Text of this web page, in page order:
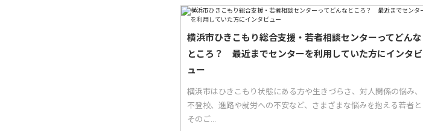
横浜市ひきこもり総合支援・若者相談センターってどんな
ところ？ 最近までセンターを利用していた方にインタビ
ュー
横浜市はひきこもり状態にある方や生きづらさ、対人関係の悩み、
不登校、進路や就労への不安など、さまざまな悩みを抱える若者と
そのご...